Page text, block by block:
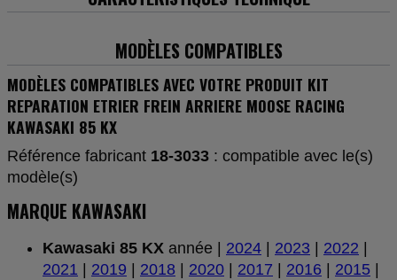
MODÈLES COMPATIBLES
MODÈLES COMPATIBLES AVEC VOTRE PRODUIT KIT
REPARATION ETRIER FREIN ARRIERE MOOSE RACING
KAWASAKI 85 KX
Référence fabricant 18-3033 : compatible avec le(s)
modèle(s)
MARQUE KAWASAKI
Kawasaki 85 KX année | 2024 2023 2022
2021
2019 2018 2020 2017 2016 2015